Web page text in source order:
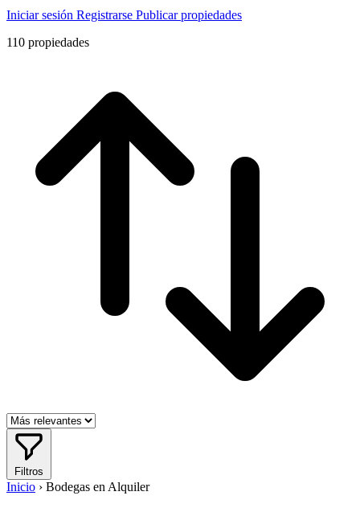
Iniciar sesión Registrarse Publicar propiedades
110 propiedades
Filtros
Inicio › Bodegas en Alquiler